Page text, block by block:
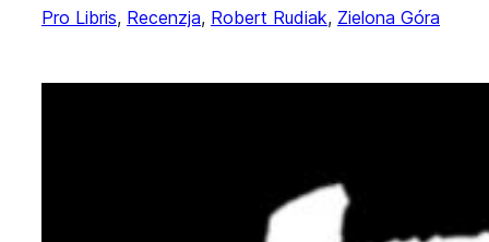
Pro Libris, Recenzja, Robert Rudiak, Zielona Góra